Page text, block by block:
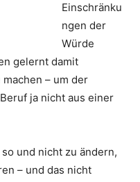
Einschränku
ngen der
Würde
gelernt damit
– um der
ja nicht aus einer
und nicht zu ändern,
– und das nicht